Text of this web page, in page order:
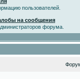
пользователей.
на сообщения
форума.